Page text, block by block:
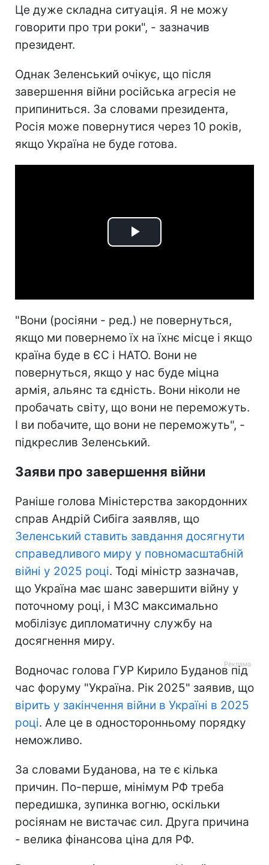
Це дуже складна ситуація. Я не можу
говорити про три роки", - зазначив
президент.
Однак Зеленський очікує, що після
завершення війни російська агресія не
припиниться. За словами президента,
Росія може повернутися через 10 років,
якщо Україна не буде готова.
Play
"Вони (росіяни - ред.) не повернуться,
якщо ми повернемо їх на їхнє місце і якщо
країна буде в ЄС і НАТО. Вони не
повернуться, якщо у нас буде міцна
армія, альянс та єдність. Вони ніколи не
пробачать світу, що вони не переможуть.
І ви побачите, що вони не переможуть", -
підкреслив Зеленський.
Заяви про завершення війни
Раніше голова Міністерства закордонних
справ Андрій Сибіга заявляв, що
Зеленський ставить завдання досягнути
справедливого миру у повномасштабній
війні у 2025 році. Тоді міністр зазначав,
що Україна має шанс завершити війну у
поточному році, і МЗС максимально
мобілізує дипломатичну службу на
досягнення миру.
Водночас голова ГУР Кирило Буданов під
час форуму "Україна. Рік 2025" заявив, що
вірить у закінчення війни в Україні в 2025
році. Але це в односторонньому порядку
неможливо.
За словами Буданова, на те є кілька
причин. По-перше, мінімум РФ треба
передишка, зупинка вогню, оскільки
росіянам не вистачає сил. Друга причина
- велика фінансова ціна для РФ.